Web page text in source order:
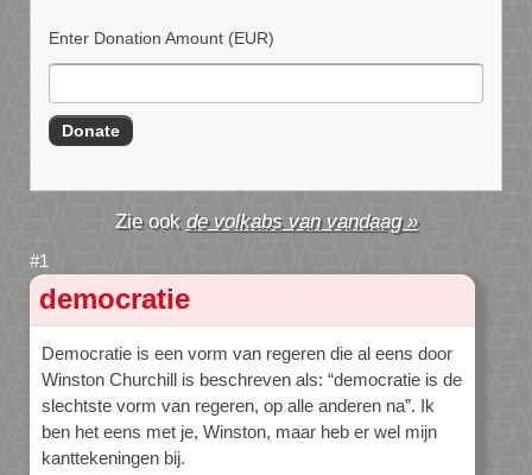
Enter Donation Amount (EUR)
de volkabs van vandaag »
democratie
Democratie is een vorm van regeren die al eens door
Winston Churchill is beschreven als: “democratie is de
slechtste vorm van regeren, op alle anderen na”. Ik
ben het eens met je, Winston, maar heb er wel mijn
kanttekeningen bij.